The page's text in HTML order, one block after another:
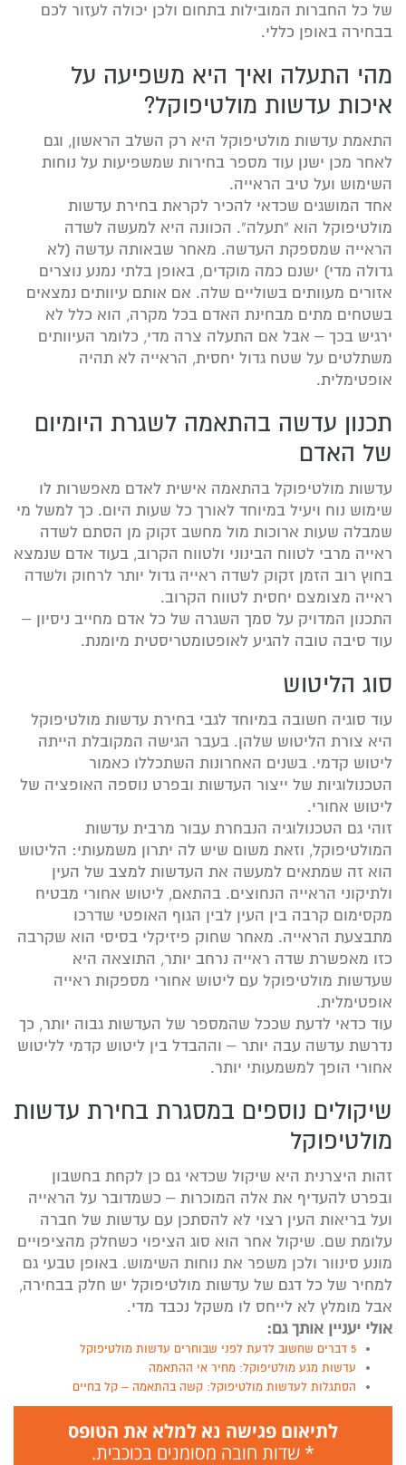
של כל החברות המובילות בתחום ולכן יכולה לעזור לכם
בבחירה באופן כללי.
מהי התעלה ואיך היא משפיעה על
איכות עדשות מולטיפוקל?
התאמת עדשות מולטיפוקל היא רק השלב הראשון, וגם
לאחר מכן ישנן עוד מספר בחירות שמשפיעות על נוחות
השימוש ועל טיב הראייה.
אחד המושגים שכדאי להכיר לקראת בחירת עדשות
מולטיפוקל הוא “תעלה”. הכוונה היא למעשה לשדה
הראייה שמספקת העדשה. מאחר שבאותה עדשה (לא
גדולה מדי) ישנם כמה מוקדים, באופן בלתי נמנע נוצרים
אזורים מעוותים בשוליים שלה. אם אותם עיוותים נמצאים
בשטחים מתים מבחינת האדם בכל מקרה, הוא כלל לא
ירגיש בכך – אבל אם התעלה צרה מדי, כלומר העיוותים
משתלטים על שטח גדול יחסית, הראייה לא תהיה
אופטימלית.
תכנון עדשה בהתאמה לשגרת היומיום
של האדם
עדשות מולטיפוקל בהתאמה אישית לאדם מאפשרות לו
שימוש נוח ויעיל במיוחד לאורך כל שעות היום. כך למשל מי
שמבלה שעות ארוכות מול מחשב זקוק מן הסתם לשדה
ראייה מרבי לטווח הבינוני ולטווח הקרוב, בעוד אדם שנמצא
בחוץ רוב הזמן זקוק לשדה ראייה גדול יותר לרחוק ולשדה
ראייה מצומצם יחסית לטווח הקרוב.
התכנון המדויק על סמך השגרה של כל אדם מחייב ניסיון –
עוד סיבה טובה להגיע לאופטומטריסטית מיומנת.
סוג הליטוש
עוד סוגיה חשובה במיוחד לגבי בחירת עדשות מולטיפוקל
היא צורת הליטוש שלהן. בעבר הגישה המקובלת הייתה
ליטוש קדמי. בשנים האחרונות השתכללו כאמור
הטכנולוגיות של ייצור העדשות ובפרט נוספה האופציה של
ליטוש אחורי.
זוהי גם הטכנולוגיה הנבחרת עבור מרבית עדשות
המולטיפוקל, וזאת משום שיש לה יתרון משמעותי: הליטוש
הוא זה שמתאים למעשה את העדשות למצב של העין
ולתיקוני הראייה הנחוצים. בהתאם, ליטוש אחורי מבטיח
מקסימום קרבה בין העין לבין הגוף האופטי שדרכו
מתבצעת הראייה. מאחר שחוק פיזיקלי בסיסי הוא שקרבה
כזו מאפשרת שדה ראייה נרחב יותר, התוצאה היא
שעדשות מולטיפוקל עם ליטוש אחורי מספקות ראייה
אופטימלית.
עוד כדאי לדעת שככל שהמספר של העדשות גבוה יותר, כך
נדרשת עדשה עבה יותר – וההבדל בין ליטוש קדמי לליטוש
אחורי הופך למשמעותי יותר.
שיקולים נוספים במסגרת בחירת עדשות
מולטיפוקל
זהות היצרנית היא שיקול שכדאי גם כן לקחת בחשבון
ובפרט להעדיף את אלה המוכרות – כשמדובר על הראייה
ועל בריאות העין רצוי לא להסתכן עם עדשות של חברה
עלומת שם. שיקול אחר הוא סוג הציפוי כשחלק מהציפויים
מונע סינוור ולכן משפר את נוחות השימוש. באופן טבעי גם
למחיר של כל דגם של עדשות מולטיפוקל יש חלק בבחירה,
אבל מומלץ לא לייחס לו משקל נכבד מדי.
אולי יעניין אותך גם:
5 דברים שחשוב לדעת לפני שבוחרים עדשות מולטיפוקל
עדשות מגע מולטיפוקל: מחיר אי ההתאמה
הסתגלות לעדשות מולטיפוקל: קשה בהתאמה – קל בחיים
לתיאום פגישה נא למלא את הטופס
* שדות חובה מסומנים בכוכבית.